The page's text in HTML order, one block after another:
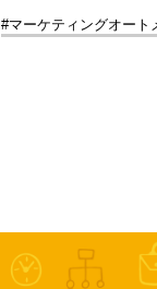
#マーケティングオート